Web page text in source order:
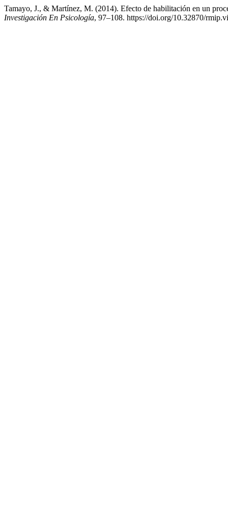
Tamayo, J., & Martínez, M. (2014). Efecto de habilitación en un
Investigación En Psicología, 97–108. https://doi.org/10.32870/